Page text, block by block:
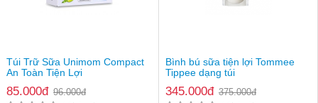
Túi Trữ Sữa Unimom Compact
An Toàn Tiện Lợi
85.000đ 96.000đ
Bình bú sữa tiện lợi Tommee
Tippee dạng túi
345.000đ 375.000đ